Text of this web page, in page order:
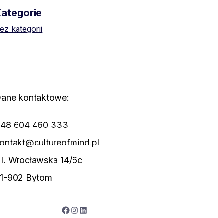
kategorii
kontaktowe:
604 460 333
Wrocławska 14/6c
902 Bytom